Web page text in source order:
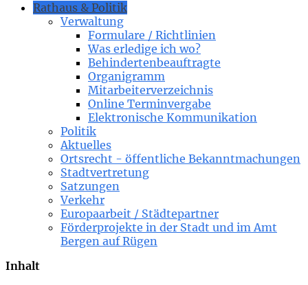
Rathaus & Politik
Verwaltung
Formulare / Richtlinien
Was erledige ich wo?
Behindertenbeauftragte
Organigramm
Mitarbeiterverzeichnis
Online Terminvergabe
Elektronische Kommunikation
Politik
Aktuelles
Ortsrecht - öffentliche Bekanntmachungen
Stadtvertretung
Satzungen
Verkehr
Europaarbeit / Städtepartner
Förderprojekte in der Stadt und im Amt
Bergen auf Rügen
Inhalt